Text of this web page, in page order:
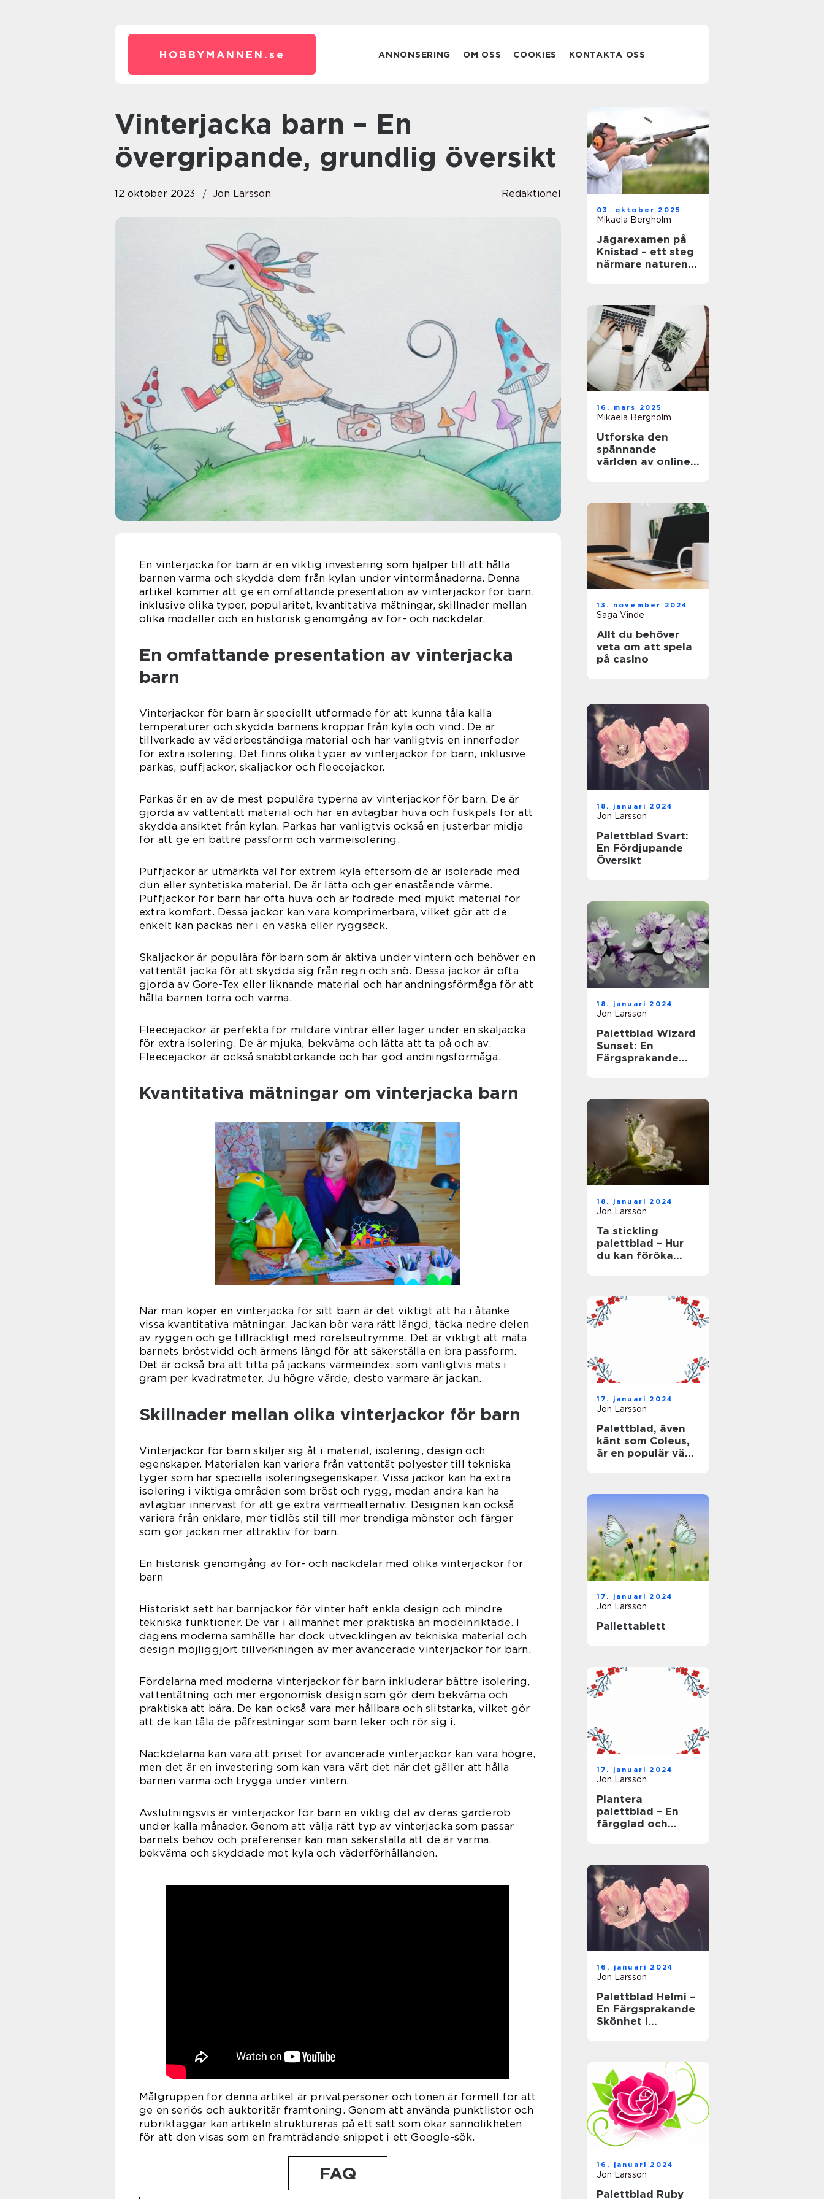
HOBBYMANNEN. se ANNONSERING OM OSS COOKIES KONTAKTA OSS
Vinterjacka barn – En
övergripande, grundlig översikt
12 oktober 2023 Jon Larsson Redaktionel
En vinterjacka för barn är en viktig investering som hjälper till att hålla
barnen varma och skydda dem från kylan under vintermånaderna. Denna
artikel kommer att ge en omfattande presentation av vinterjackor för barn,
inklusive olika typer, popularitet, kvantitativa mätningar, skillnader mellan
olika modeller och en historisk genomgång av för- och nackdelar.
En omfattande presentation av vinterjacka
barn
Vinterjackor för barn är speciellt utformade för att kunna tåla kalla
temperaturer och skydda barnens kroppar från kyla och vind. De är
tillverkade av väderbeständiga material och har vanligtvis en innerfoder
för extra isolering. Det finns olika typer av vinterjackor för barn, inklusive
parkas, puffjackor, skaljackor och fleecejackor.
Parkas är en av de mest populära typerna av vinterjackor för barn. De är
gjorda av vattentätt material och har en avtagbar huva och fuskpäls för att
skydda ansiktet från kylan. Parkas har vanligtvis också en justerbar midja
för att ge en bättre passform och värmeisolering.
Puffjackor är utmärkta val för extrem kyla eftersom de är isolerade med
dun eller syntetiska material. De är lätta och ger enastående värme.
Puffjackor för barn har ofta huva och är fodrade med mjukt material för
extra komfort. Dessa jackor kan vara komprimerbara, vilket gör att de
enkelt kan packas ner i en väska eller ryggsäck.
Skaljackor är populära för barn som är aktiva under vintern och behöver en
vattentät jacka för att skydda sig från regn och snö. Dessa jackor är ofta
gjorda av Gore-Tex eller liknande material och har andningsförmåga för att
hålla barnen torra och varma.
Fleecejackor är perfekta för mildare vintrar eller lager under en skaljacka
för extra isolering. De är mjuka, bekväma och lätta att ta på och av.
Fleecejackor är också snabbtorkande och har god andningsförmåga.
Kvantitativa mätningar om vinterjacka barn
När man köper en vinterjacka för sitt barn är det viktigt att ha i åtanke
vissa kvantitativa mätningar. Jackan bör vara rätt längd, täcka nedre delen
av ryggen och ge tillräckligt med rörelseutrymme. Det är viktigt att mäta
barnets bröstvidd och ärmens längd för att säkerställa en bra passform.
Det är också bra att titta på jackans värmeindex, som vanligtvis mäts i
gram per kvadratmeter. Ju högre värde, desto varmare är jackan.
Skillnader mellan olika vinterjackor för barn
Vinterjackor för barn skiljer sig åt i material, isolering, design och
egenskaper. Materialen kan variera från vattentät polyester till tekniska
tyger som har speciella isoleringsegenskaper. Vissa jackor kan ha extra
isolering i viktiga områden som bröst och rygg, medan andra kan ha
avtagbar innerväst för att ge extra värmealternativ. Designen kan också
variera från enklare, mer tidlös stil till mer trendiga mönster och färger
som gör jackan mer attraktiv för barn.
En historisk genomgång av för- och nackdelar med olika vinterjackor för
barn
Historiskt sett har barnjackor för vinter haft enkla design och mindre
tekniska funktioner. De var i allmänhet mer praktiska än modeinriktade. I
dagens moderna samhälle har dock utvecklingen av tekniska material och
design möjliggjort tillverkningen av mer avancerade vinterjackor för barn.
Fördelarna med moderna vinterjackor för barn inkluderar bättre isolering,
vattentätning och mer ergonomisk design som gör dem bekväma och
praktiska att bära. De kan också vara mer hållbara och slitstarka, vilket gör
att de kan tåla de påfrestningar som barn leker och rör sig i.
Nackdelarna kan vara att priset för avancerade vinterjackor kan vara högre,
men det är en investering som kan vara värt det när det gäller att hålla
barnen varma och trygga under vintern.
Avslutningsvis är vinterjackor för barn en viktig del av deras garderob
under kalla månader. Genom att välja rätt typ av vinterjacka som passar
barnets behov och preferenser kan man säkerställa att de är varma,
bekväma och skyddade mot kyla och väderförhållanden.
Målgruppen för denna artikel är privatpersoner och tonen är formell för att
ge en seriös och auktoritär framtoning. Genom att använda punktlistor och
rubriktaggar kan artikeln struktureras på ett sätt som ökar sannolikheten
för att den visas som en framträdande snippet i ett Google-sök.
FAQ
03. oktober 2025
Mikaela Bergholm
Jägarexamen på
Knistad – ett steg
närmare naturen
16. mars 2025
Mikaela Bergholm
Utforska den
spännande
världen av online-
13. november 2024
Saga Vinde
Allt du behöver
veta om att spela
på casino
18. januari 2024
Jon Larsson
Palettblad Svart:
En Fördjupande
Översikt
18. januari 2024
Jon Larsson
Palettblad Wizard
Sunset: En
Färgsprakande
18. januari 2024
Jon Larsson
Ta stickling
palettblad – Hur
du kan föröka
17. januari 2024
Jon Larsson
Palettblad, även
känt som Coleus,
är en populär växt
17. januari 2024
Jon Larsson
Pallettablett
17. januari 2024
Jon Larsson
Plantera
palettblad – En
färgglad och
16. januari 2024
Jon Larsson
Palettblad Helmi –
En Färgsprakande
Skönhet i
16. januari 2024
Jon Larsson
Palettblad Ruby